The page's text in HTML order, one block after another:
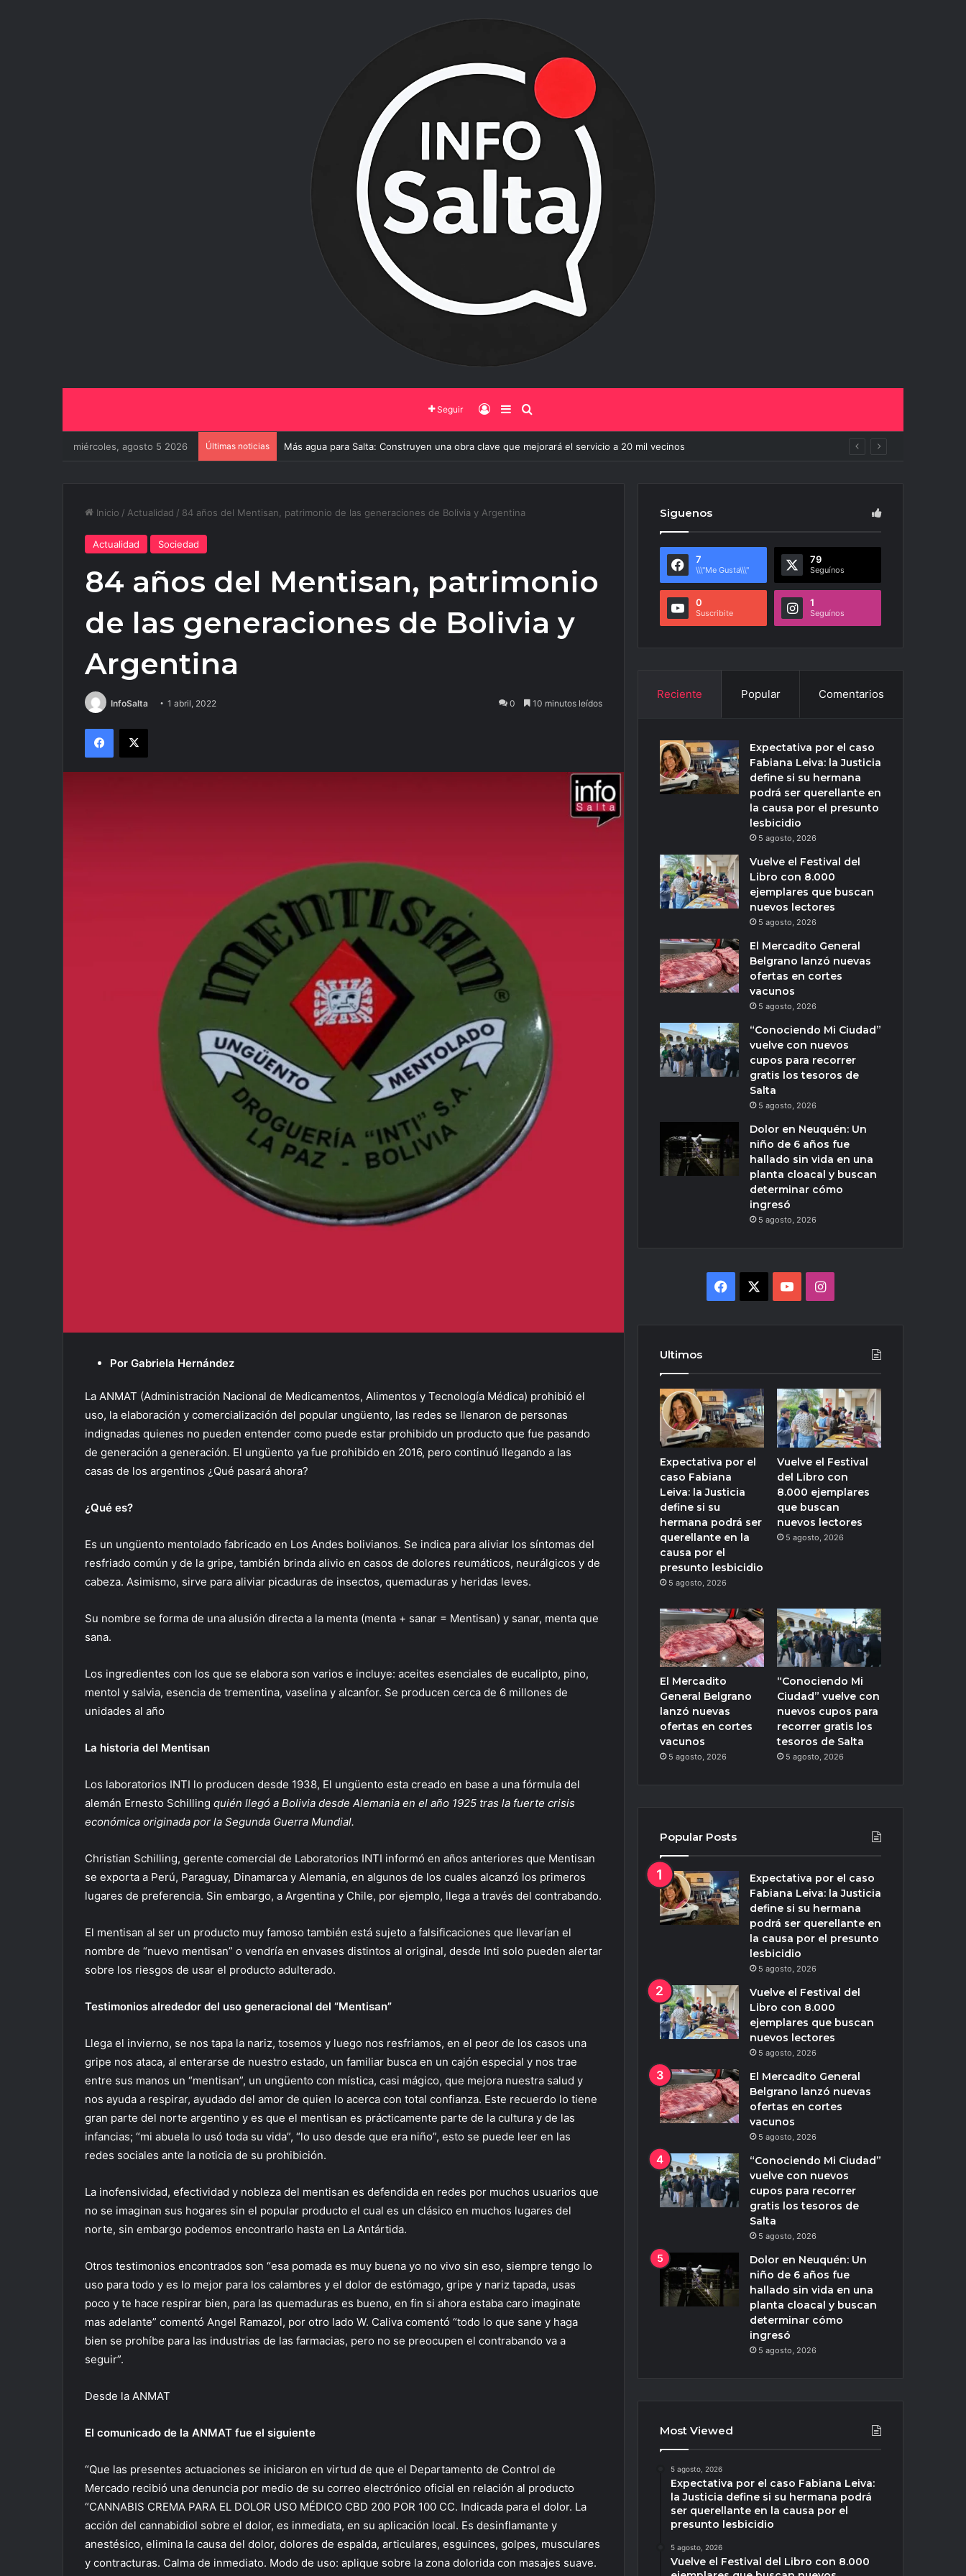
Seguir Iniciar Sesión
Barra Lateral
miércoles, agosto 5 2026 Últimas noticias El aeropuerto de Salta vive su mayor transformación: Así avanza la obra que cambiará todo
Inicio / Actualidad / 84 años del Mentisan, patrimonio de las generaciones de Bolivia y Argentina
Actualidad Sociedad
84 años del Mentisan, patrimonio
de las generaciones de Bolivia y
Argentina
InfoSalta 1 abril, 2022 0 10 minutos leídos
Facebook
X
Por Gabriela Hernández
La ANMAT (Administración Nacional de Medicamentos, Alimentos y Tecnología Médica) prohibió el
uso, la elaboración y comercialización del popular ungüento, las redes se llenaron de personas
indignadas quienes no pueden entender como puede estar prohibido un producto que fue pasando
de generación a generación. El ungüento ya fue prohibido en 2016, pero continuó llegando a las
casas de los argentinos ¿Qué pasará ahora?
¿Qué es?
Es un ungüento mentolado fabricado en Los Andes bolivianos. Se indica para aliviar los síntomas del
resfriado común y de la gripe, también brinda alivio en casos de dolores reumáticos, neurálgicos y de
cabeza. Asimismo, sirve para aliviar picaduras de insectos, quemaduras y heridas leves.
Su nombre se forma de una alusión directa a la menta (menta + sanar = Mentisan) y sanar, menta que
sana.
Los ingredientes con los que se elabora son varios e incluye: aceites esenciales de eucalipto, pino,
mentol y salvia, esencia de trementina, vaselina y alcanfor. Se producen cerca de 6 millones de
unidades al año
La historia del Mentisan
Los laboratorios INTI lo producen desde 1938, El ungüento esta creado en base a una fórmula del
alemán Ernesto Schilling quién llegó a Bolivia desde Alemania en el año 1925 tras la fuerte crisis
económica originada por la Segunda Guerra Mundial.
Christian Schilling, gerente comercial de Laboratorios INTI informó en años anteriores que Mentisan
se exporta a Perú, Paraguay, Dinamarca y Alemania, en algunos de los cuales alcanzó los primeros
lugares de preferencia. Sin embargo, a Argentina y Chile, por ejemplo, llega a través del contrabando.
El mentisan al ser un producto muy famoso también está sujeto a falsificaciones que llevarían el
nombre de “nuevo mentisan” o vendría en envases distintos al original, desde Inti solo pueden alertar
sobre los riesgos de usar el producto adulterado.
Testimonios alrededor del uso generacional del “Mentisan”
Llega el invierno, se nos tapa la nariz, tosemos y luego nos resfriamos, en el peor de los casos una
gripe nos ataca, al enterarse de nuestro estado, un familiar busca en un cajón especial y nos trae
entre sus manos un “mentisan”, un ungüento con mística, casi mágico, que mejora nuestra salud y
nos ayuda a respirar, ayudado del amor de quien lo acerca con total confianza. Este recuerdo lo tiene
gran parte del norte argentino y es que el mentisan es prácticamente parte de la cultura y de las
infancias; “mi abuela lo usó toda su vida”, “lo uso desde que era niño”, esto se puede leer en las
redes sociales ante la noticia de su prohibición.
La inofensividad, efectividad y nobleza del mentisan es defendida en redes por muchos usuarios que
no se imaginan sus hogares sin el popular producto el cual es un clásico en muchos lugares del
norte, sin embargo podemos encontrarlo hasta en La Antártida.
Otros testimonios encontrados son “esa pomada es muy buena yo no vivo sin eso, siempre tengo lo
uso para todo y es lo mejor para los calambres y el dolor de estómago, gripe y nariz tapada, usas
poco y te hace respirar bien, para las quemaduras es bueno, en fin si ahora estaba caro imaginate
mas adelante” comentó Angel Ramazol, por otro lado W. Caliva comentó “todo lo que sane y haga
bien se prohíbe para las industrias de las farmacias, pero no se preocupen el contrabando va a
seguir”.
Desde la ANMAT
El comunicado de la ANMAT fue el siguiente
“Que las presentes actuaciones se iniciaron en virtud de que el Departamento de Control de
Mercado recibió una denuncia por medio de su correo electrónico oficial en relación al producto
“CANNABIS CREMA PARA EL DOLOR USO MÉDICO CBD 200 POR 100 CC. Indicada para el dolor. La
acción del cannabidiol sobre el dolor, es inmediata, en su aplicación local. Es desinflamante y
anestésico, elimina la causa del dolor, dolores de espalda, articulares, esguinces, golpes, musculares
y contracturas. Calma de inmediato. Modo de uso: aplique sobre la zona dolorida con masajes suave.
Siguenos
7
\\\"Me Gusta\\\"
79
Seguínos
0
Suscribite
1
Seguínos
Reciente Popular Comentarios
Expectativa por el caso
Fabiana Leiva: la Justicia
define si su hermana
podrá ser querellante en
la causa por el presunto
lesbicidio
5 agosto, 2026
Vuelve el Festival del
Libro con 8.000
ejemplares que buscan
nuevos lectores
5 agosto, 2026
El Mercadito General
Belgrano lanzó nuevas
ofertas en cortes
vacunos
5 agosto, 2026
“Conociendo Mi Ciudad”
vuelve con nuevos
cupos para recorrer
gratis los tesoros de
Salta
5 agosto, 2026
Dolor en Neuquén: Un
niño de 6 años fue
hallado sin vida en una
planta cloacal y buscan
determinar cómo
ingresó
5 agosto, 2026
Facebook YouTubeInstagram
Ultimos
Expectativa por el
caso Fabiana
Leiva: la Justicia
define si su
hermana podrá ser
querellante en la
causa por el
presunto lesbicidio
5 agosto, 2026
Vuelve el Festival
del Libro con
8.000 ejemplares
que buscan
nuevos lectores
5 agosto, 2026
El Mercadito
General Belgrano
lanzó nuevas
ofertas en cortes
vacunos
5 agosto, 2026
“Conociendo Mi
Ciudad” vuelve con
nuevos cupos para
recorrer gratis los
tesoros de Salta
5 agosto, 2026
Popular Posts
Expectativa por el caso
Fabiana Leiva: la Justicia
define si su hermana
podrá ser querellante en
la causa por el presunto
lesbicidio
5 agosto, 2026
Vuelve el Festival del
Libro con 8.000
ejemplares que buscan
nuevos lectores
5 agosto, 2026
El Mercadito General
Belgrano lanzó nuevas
ofertas en cortes
vacunos
5 agosto, 2026
“Conociendo Mi Ciudad”
vuelve con nuevos
cupos para recorrer
gratis los tesoros de
Salta
5 agosto, 2026
Dolor en Neuquén: Un
niño de 6 años fue
hallado sin vida en una
planta cloacal y buscan
determinar cómo
ingresó
5 agosto, 2026
Most Viewed
5 agosto, 2026
Expectativa por el caso Fabiana Leiva:
la Justicia define si su hermana podrá
ser querellante en la causa por el
presunto lesbicidio
5 agosto, 2026
Vuelve el Festival del Libro con 8.000